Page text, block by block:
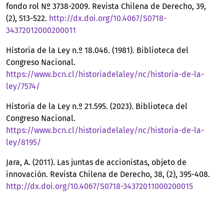
fondo rol Nº 3738-2009. Revista Chilena de Derecho, 39,
(2), 513-522. http://dx.doi.org/10.4067/S0718-
34372012000200011
Historia de la Ley n.º 18.046. (1981). Biblioteca del
Congreso Nacional.
https://www.bcn.cl/historiadelaley/nc/historia-de-la-
ley/7574/
Historia de la Ley n.º 21.595. (2023). Biblioteca del
Congreso Nacional.
https://www.bcn.cl/historiadelaley/nc/historia-de-la-
ley/8195/
Jara, A. (2011). Las juntas de accionistas, objeto de
innovación. Revista Chilena de Derecho, 38, (2), 395-408.
http://dx.doi.org/10.4067/S0718-34372011000200015